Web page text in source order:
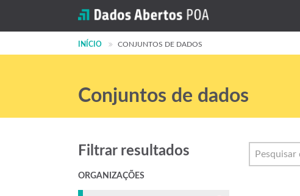
INÍCIO CONJUNTOS DE DADOS
Conjuntos de dados
Filtrar resultados
ORGANIZAÇÕES